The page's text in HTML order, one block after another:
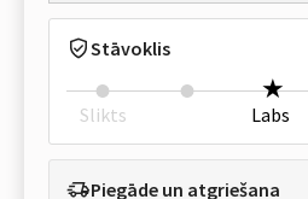
Stāvoklis
Slikts Labs
Piegāde un atgriešana